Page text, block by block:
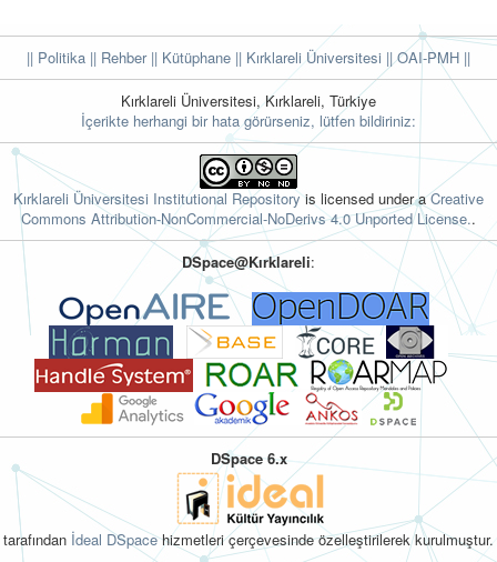
|| Politika || Rehber|| Kütüphane || Kırklareli Üniversitesi ||OAI-PMH ||
Kırklareli Üniversitesi, Kırklareli, Türkiye
İçerikte herhangi bir hata görürseniz, lütfen bildiriniz:
Kırklareli Üniversitesi Institutional Repository is licensed under aCreative
Commons Attribution-NonCommercial-NoDerivs 4.0 Unported License..
DSpace@Kırklareli:
DSpace 6.x
tarafından İdeal DSpacehizmetleri çerçevesinde özelleştirilerek kurulmuştur.